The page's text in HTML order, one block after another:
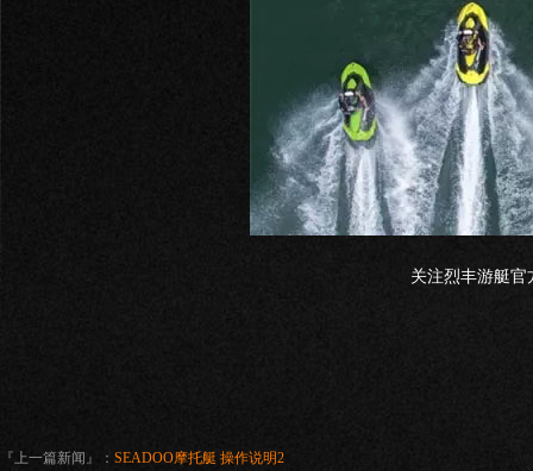
关注烈丰游艇官
『上一篇新闻』： SEADOO摩托艇 操作说明2